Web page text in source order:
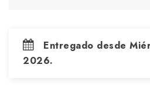
Entregado desde
2026.